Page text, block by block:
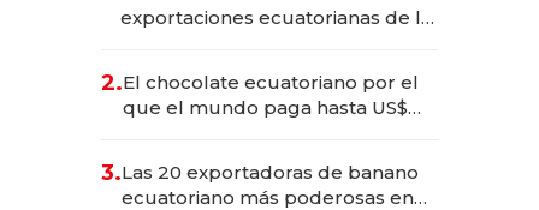
exportaciones ecuatorianas de la
2.El chocolate ecuatoriano por el
que el mundo paga hasta US$
3.Las 20 exportadoras de banano
ecuatoriano más poderosas en